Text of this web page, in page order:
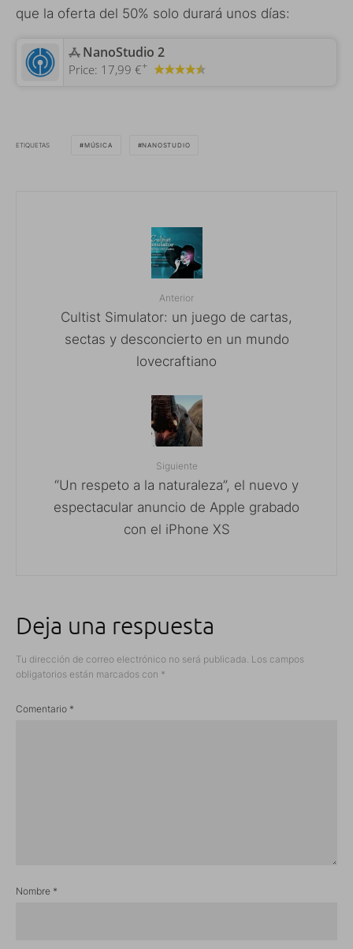
que la oferta del 50% solo durará unos días:
‎NanoStudio 2
Price: 17,99 €+
ETIQUETAS MÚSICA NANOSTUDIO
Anterior
Cultist Simulator: un juego de cartas,
sectas y desconcierto en un mundo
lovecraftiano
Siguiente
“Un respeto a la naturaleza”, el nuevo y
espectacular anuncio de Apple grabado
con el iPhone XS
Deja una respuesta
Tu dirección de correo electrónico no será publicada. Los campos
obligatorios están marcados con *
Comentario *
Nombre *